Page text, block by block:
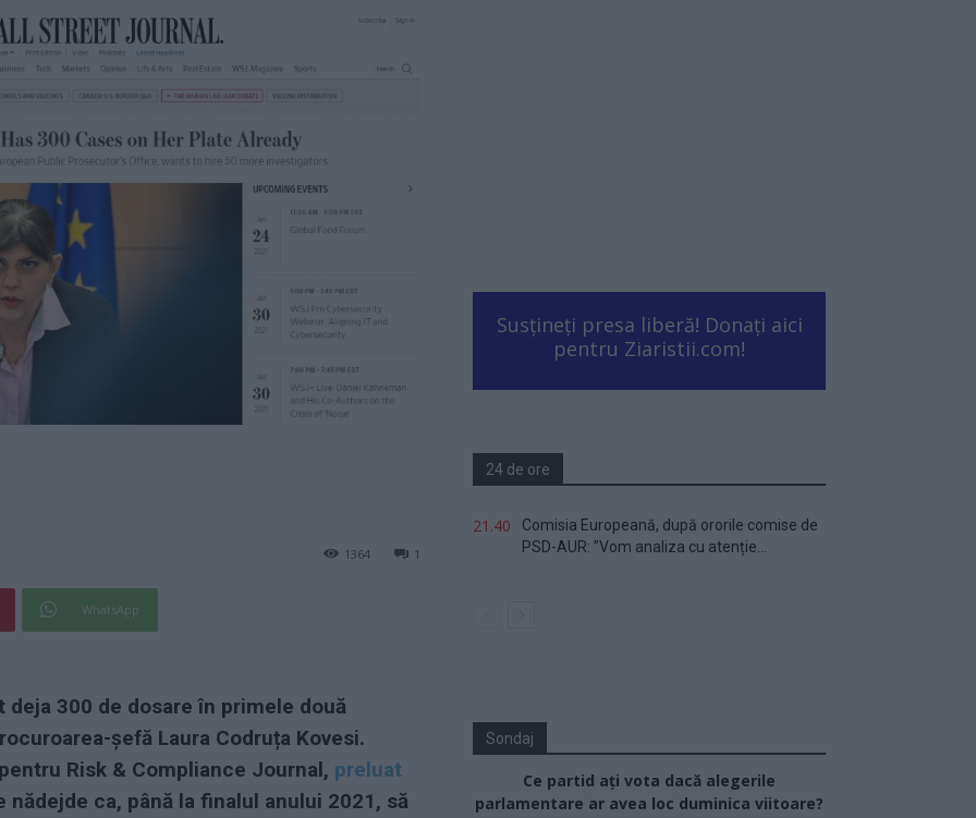
1
1364
WhatsApp
300 de dosare în primele două
șefă Laura Codruța Kovesi.
Risk & Compliance Journal, preluat
nădejde ca, până la finalul anului 2021, să
Susțineți presa liberă! Donați aici
pentru Ziaristii.com!
24 de ore
21.40
Comisia Europeană, după ororile comise de
PSD-AUR: ”Vom analiza cu atenție...
Sondaj
Ce partid ați vota dacă alegerile
parlamentare ar avea loc duminica viitoare?